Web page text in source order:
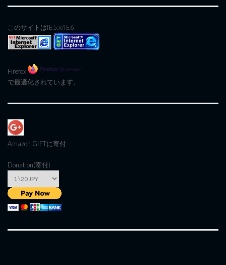
このサイトはIE5.x/IE6
Firefox
で最適化されています。
Amazon GIFTに寄付
Donation(寄付)